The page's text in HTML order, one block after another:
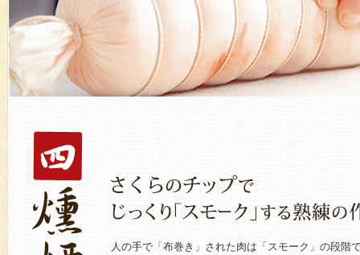
人の手で「布巻き」された肉は「スモーク」の段階